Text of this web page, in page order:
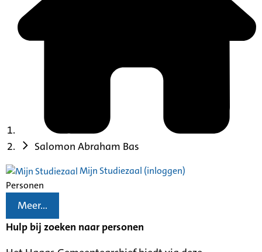
Salomon Abraham Bas
Mijn Studiezaal (inloggen)
Personen
Meer...
Hulp bij zoeken naar personen